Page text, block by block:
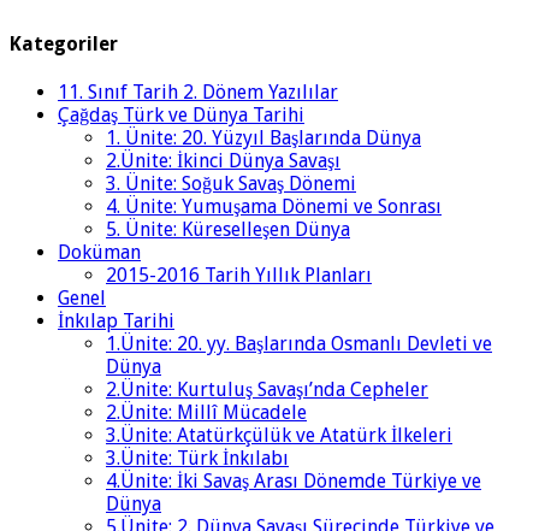
Kategoriler
11. Sınıf Tarih 2. Dönem Yazılılar
Çağdaş Türk ve Dünya Tarihi
1. Ünite: 20. Yüzyıl Başlarında Dünya
2.Ünite: İkinci Dünya Savaşı
3. Ünite: Soğuk Savaş Dönemi
4. Ünite: Yumuşama Dönemi ve Sonrası
5. Ünite: Küreselleşen Dünya
Doküman
2015-2016 Tarih Yıllık Planları
Genel
İnkılap Tarihi
1.Ünite: 20. yy. Başlarında Osmanlı Devleti ve
Dünya
2.Ünite: Kurtuluş Savaşı’nda Cepheler
2.Ünite: Millî Mücadele
3.Ünite: Atatürkçülük ve Atatürk İlkeleri
3.Ünite: Türk İnkılabı
4.Ünite: İki Savaş Arası Dönemde Türkiye ve
Dünya